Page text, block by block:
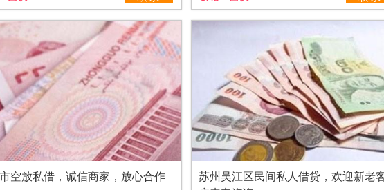
空放私借，诚信商家，放心合作
苏州吴江区民间私人借贷，欢迎新老